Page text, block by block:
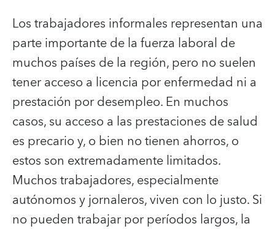
Los trabajadores informales representan una
parte importante de la fuerza laboral de
muchos países de la región, pero no suelen
tener acceso a licencia por enfermedad ni a
prestación por desempleo. En muchos
casos, su acceso a las prestaciones de salud
es precario y, o bien no tienen ahorros, o
estos son extremadamente limitados.
Muchos trabajadores, especialmente
autónomos y jornaleros, viven con lo justo. Si
no pueden trabajar por períodos largos, la